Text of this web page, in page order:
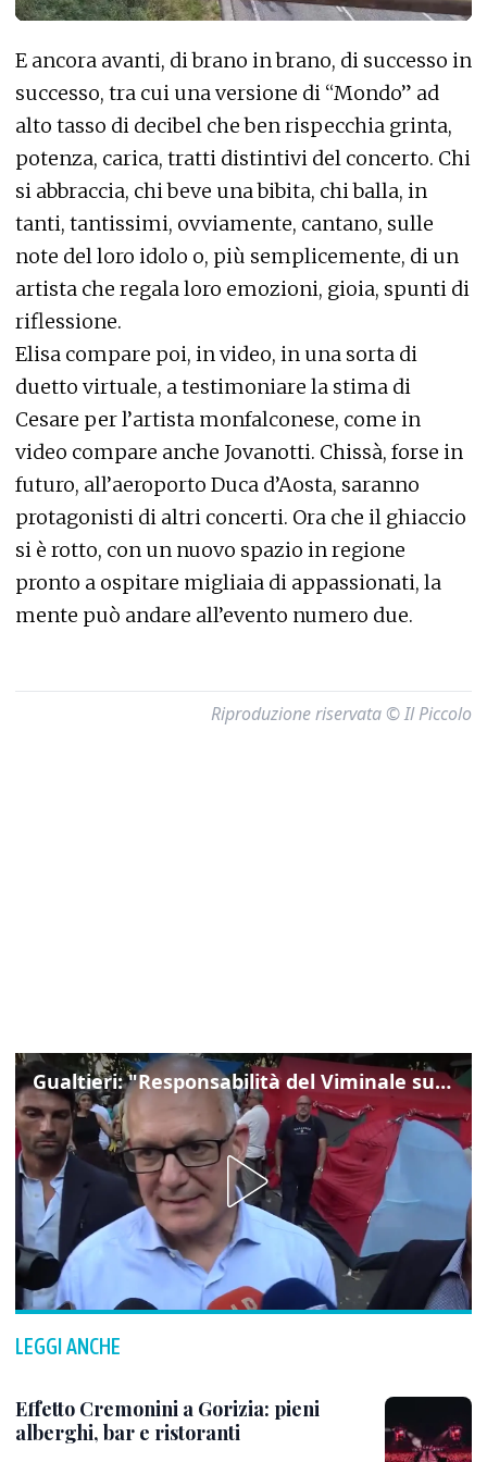
E ancora avanti, di brano in brano, di successo in
successo, tra cui una versione di “Mondo” ad
alto tasso di decibel che ben rispecchia grinta,
potenza, carica, tratti distintivi del concerto. Chi
si abbraccia, chi beve una bibita, chi balla, in
tanti, tantissimi, ovviamente, cantano, sulle
note del loro idolo o, più semplicemente, di un
artista che regala loro emozioni, gioia, spunti di
riflessione.
Elisa compare poi, in video, in una sorta di
duetto virtuale, a testimoniare la stima di
Cesare per l’artista monfalconese, come in
video compare anche Jovanotti. Chissà, forse in
futuro, all’aeroporto Duca d’Aosta, saranno
protagonisti di altri concerti. Ora che il ghiaccio
si è rotto, con un nuovo spazio in regione
pronto a ospitare migliaia di appassionati, la
mente può andare all’evento numero due.
Riproduzione riservata © Il Piccolo
Gualtieri: "Responsabilità del Viminale su Spin Time? La posizione dei partiti è nota"
LEGGI ANCHE
Effetto Cremonini a Gorizia: pieni
alberghi, bar e ristoranti